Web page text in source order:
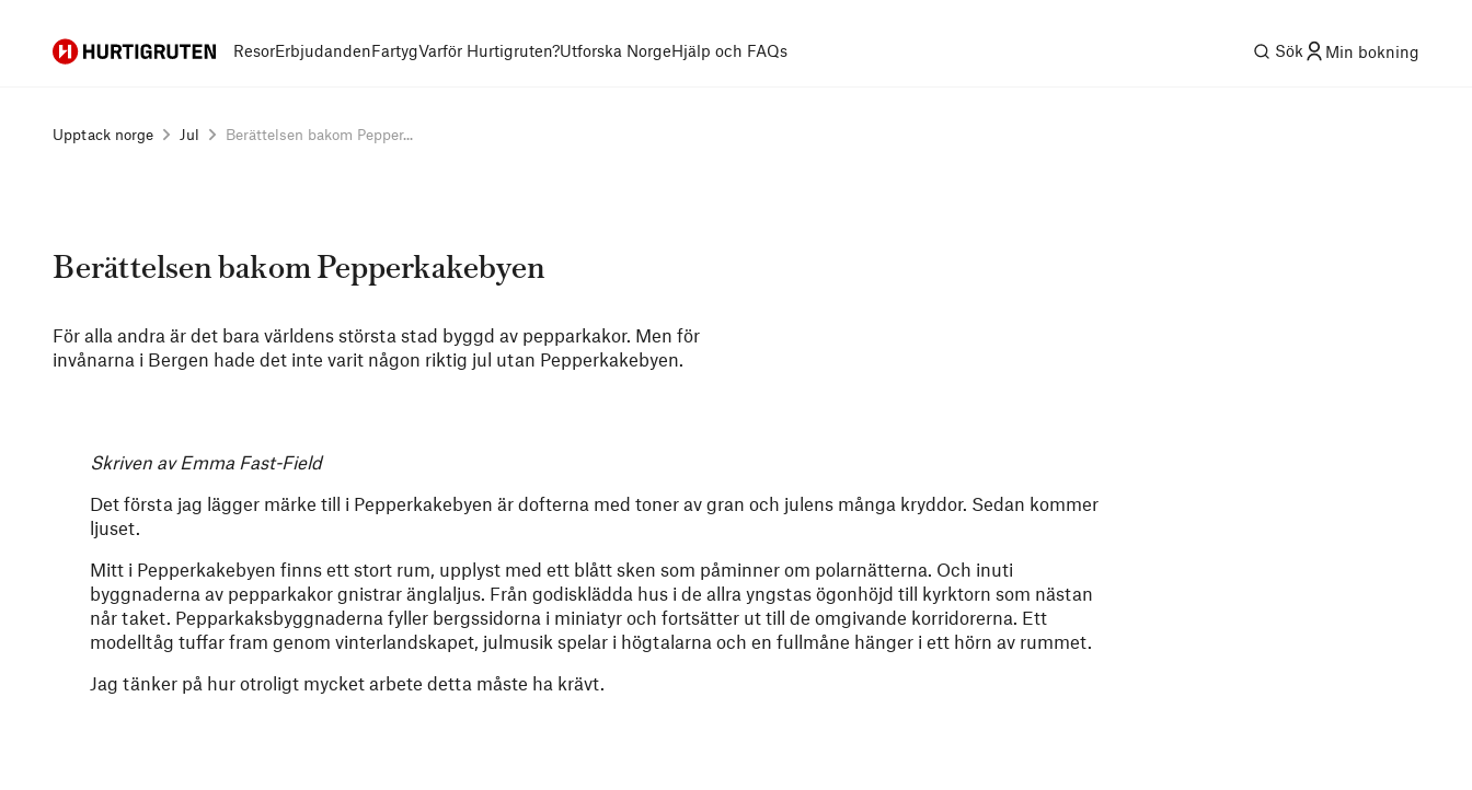
Hurtigruten ResorErbjudandenFartygVarför Hurtigruten?Utforska NorgeHjälp och FAQs Sök Min bokning
Upptack norge Jul Berättelsen bakom Pepper...
Berättelsen bakom Pepperkakebyen
För alla andra är det bara världens största stad byggd av pepparkakor. Men för
invånarna i Bergen hade det inte varit någon riktig jul utan Pepperkakebyen.
Skriven av Emma Fast-Field
Det första jag lägger märke till i Pepperkakebyen är dofterna med toner av gran och julens många kryddor. Sedan kommer
ljuset.
Mitt i Pepperkakebyen finns ett stort rum, upplyst med ett blått sken som påminner om polarnätterna. Och inuti
byggnaderna av pepparkakor gnistrar änglaljus. Från godisklädda hus i de allra yngstas ögonhöjd till kyrktorn som nästan
når taket. Pepparkaksbyggnaderna fyller bergssidorna i miniatyr och fortsätter ut till de omgivande korridorerna. Ett
modelltåg tuffar fram genom vinterlandskapet, julmusik spelar i högtalarna och en fullmåne hänger i ett hörn av rummet.
Jag tänker på hur otroligt mycket arbete detta måste ha krävt.